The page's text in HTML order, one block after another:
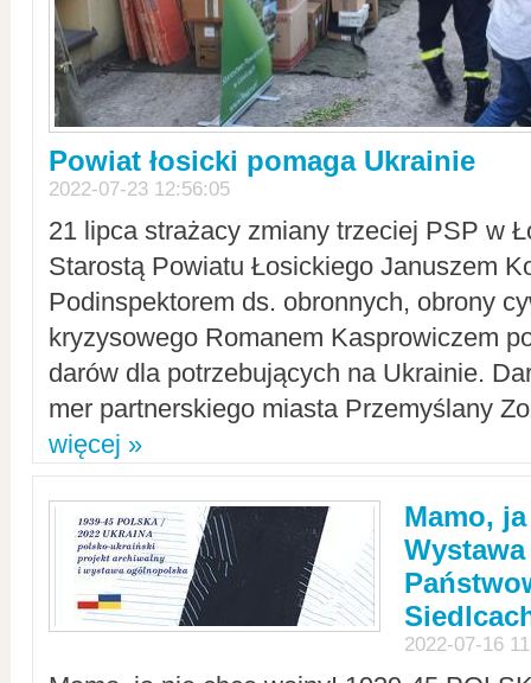
Powiat łosicki pomaga Ukrainie
2022-07-23 12:56:05
21 lipca strażacy zmiany trzeciej PSP w
Starostą Powiatu Łosickiego Januszem
Podinspektorem ds. obronnych, obrony
kryzysowego Romanem Kasprowiczem
darów dla potrzebujących na Ukrainie.
mer partnerskiego miasta Przemyślany
więcej »
Mamo,
2022-07-16